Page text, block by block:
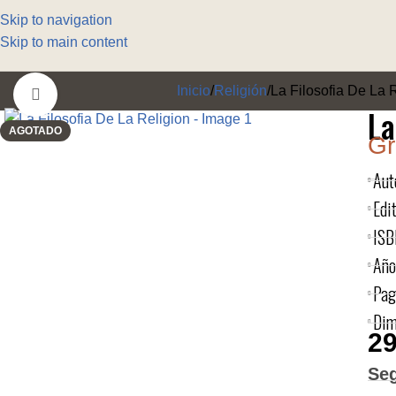
Skip to navigation
Skip to main content
Inicio Religión La Filosofia De La
AGOTADO